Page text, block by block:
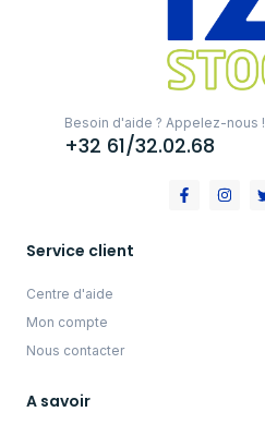
Besoin d'aide ? Appelez-nous !
+32 61/32.02.68
Service client
Centre d'aide
Mon compte
Nous contacter
A savoir